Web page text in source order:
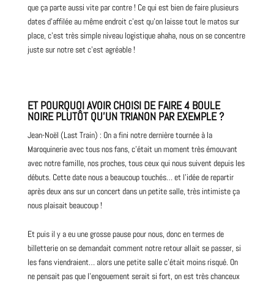
que ça parte aussi vite par contre ! Ce qui est bien de faire plusieurs
dates d’affilée au même endroit c’est qu’on laisse tout le matos sur
place, c’est très simple niveau logistique ahaha, nous on se concentre
juste sur notre set c’est agréable !
ET POURQUOI AVOIR CHOISI DE FAIRE 4 BOULE
NOIRE PLUTÔT QU’UN TRIANON PAR EXEMPLE ?
Jean-Noël (Last Train) : On a fini notre dernière tournée à la
Maroquinerieavec tous nos fans, c’était un moment très émouvant
avec notre famille, nos proches, tous ceux qui nous suivent depuis les
débuts. Cette date nous a beaucoup touchés… et l’idée de repartir
après deux ans sur un concert dans un petite salle, très intimiste ça
nous plaisait beaucoup !
Et puis il y a eu une grosse pause pour nous, donc en termes de
billetterie on se demandait comment notre retour allait se passer, si
les fans viendraient… alors une petite salle c’était moins risqué. On
ne pensait pas que l’engouement serait si fort, on est très chanceux